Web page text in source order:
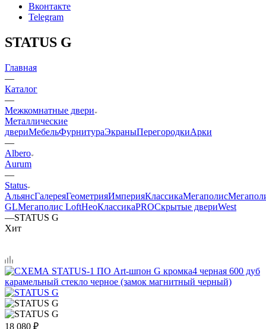
Вконтакте
Telegram
STATUS G
Главная
—
Каталог
—
Межкомнатные двери
Металлические
двериМебельФурнитураЭкраныПерегородкиАрки
—
Albero
Aurum
—
Status
АльянсГалереяГеометрияИмперияКлассикаМегаполис
GLМегаполис LoftНеоКлассикаPROСкрытые двериWest
—STATUS G
Хит
18 080 ₽